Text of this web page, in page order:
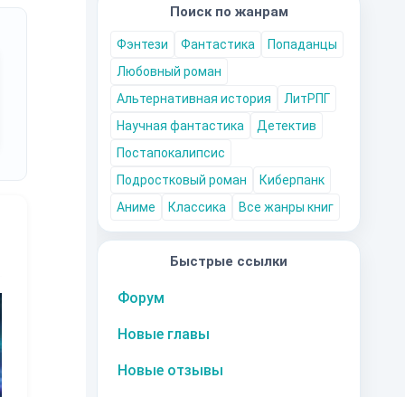
Поиск по жанрам
Фэнтези Фантастика
Попаданцы
Любовный роман
Альтернативная история
ЛитРПГ
Научная фантастика
Детектив
Постапокалипсис
Подростковый роман
Киберпанк
Аниме
Классика Все жанры книг
Быстрые ссылки
Форум
Новые главы
Новые отзывы